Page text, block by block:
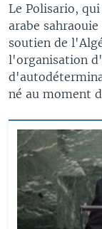
Le Polisario,
arabe
soutien de
l'organisation
né au moment